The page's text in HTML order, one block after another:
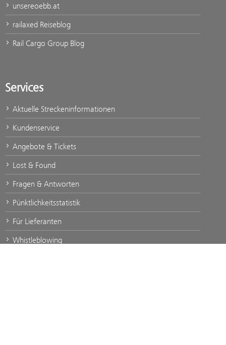
unsereoebb.at
railaxed Reiseblog
Rail Cargo Group Blog
Services
Aktuelle Streckeninformationen
Kundenservice
Angebote & Tickets
Lost & Found
Fragen & Antworten
Pünktlichkeitsstatistik
Für Lieferanten
Whistleblowing